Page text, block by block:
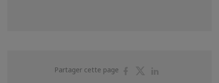
Partager cette page
PartagerPartager